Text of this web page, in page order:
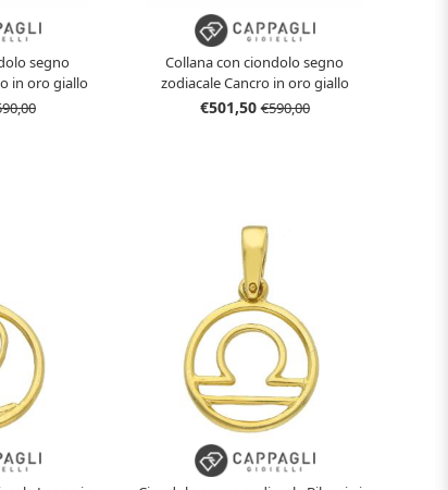
segno
in oro giallo
Collana con ciondolo segno
zodiacale Cancro in oro giallo
stilizzato
€501,50€590,00